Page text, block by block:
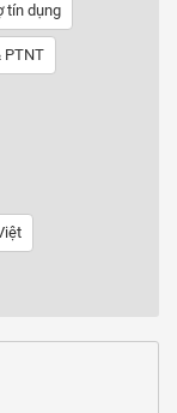
tín dụng
PTNT